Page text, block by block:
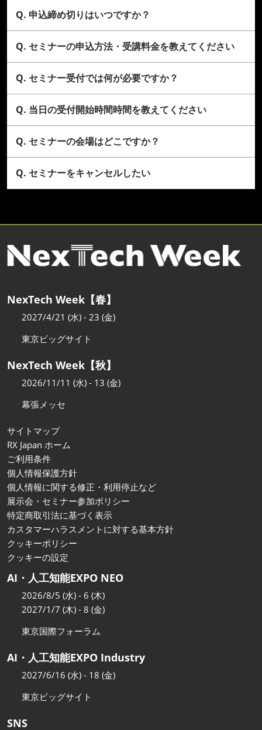
Q. 申込締め切りはいつですか？
Q. セミナーの申込方法・受講料金を教えてください
Q. セミナー受付では何が必要ですか？
Q. 当日の受付開始時間時間を教えてください
Q. セミナーの会場はどこですか？
Q. セミナーをキャンセルしたい
NexTech Week【春】
2027/4/21 (水) - 23 (金)
東京ビッグサイト
NexTech Week【秋】
2026/11/11 (水) - 13 (金)
幕張メッセ
サイトマップ
RX Japan ホーム
ご利用条件
個人情報保護方針
個人情報に関する修正・利用停止など
展示会・セミナー参加ポリシー
特定商取引法に基づく表示
カスタマーハラスメントに対する基本方針
クッキーポリシー
クッキーの設定
AI・人工知能EXPO NEO
2026/8/5 (水) - 6 (木)
2027/1/7 (木) - 8 (金)
東京国際フォーラム
AI・人工知能EXPO Industry
2027/6/16 (水) - 18 (金)
東京ビッグサイト
SNS